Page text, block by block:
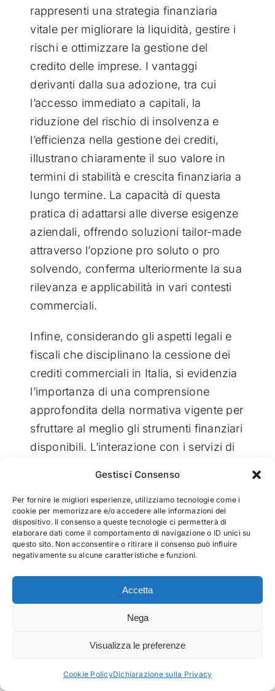
Gestisci Consenso
Per fornire le migliori esperienze, utilizziamo tecnologie come i
cookie per memorizzare e/o accedere alle informazioni del
dispositivo. Il consenso a queste tecnologie ci permetterà di
elaborare dati come il comportamento di navigazione o ID unici su
questo sito. Non acconsentire o ritirare il consenso può influire
negativamente su alcune caratteristiche e funzioni.
Accetta
Nega
Visualizza le preferenze
Cookie PolicyDichiarazione sulla Privacy
rappresenti una strategia finanziaria
vitale per migliorare la liquidità, gestire i
rischi e ottimizzare la gestione del
credito delle imprese. I vantaggi
derivanti dalla sua adozione, tra cui
l’accesso immediato a capitali, la
riduzione del rischio di insolvenza e
l’efficienza nella gestione dei crediti,
illustrano chiaramente il suo valore in
termini di stabilità e crescita finanziaria a
lungo termine. La capacità di questa
pratica di adattarsi alle diverse esigenze
aziendali, offrendo soluzioni tailor-made
attraverso l’opzione pro soluto o pro
solvendo, conferma ulteriormente la sua
rilevanza e applicabilità in vari contesti
commerciali.
Infine, considerando gli aspetti legali e
fiscali che disciplinano la cessione dei
crediti commerciali in Italia, si evidenzia
l’importanza di una comprensione
approfondita della normativa vigente per
sfruttare al meglio gli strumenti finanziari
disponibili. L’interazione con i servizi di
ottimizzazione finanziaria e operativa,
arricchendo le capacità aziendali di
gestire in modo più efficace il capitale
circolante. La cessione dei crediti
commerciali emerge, quindi, come
un’opzione preziosa per le imprese che
aspirano a una migliore gestione
solido sul mercato, suggerendo al
contempo aree di ulteriore indagine e